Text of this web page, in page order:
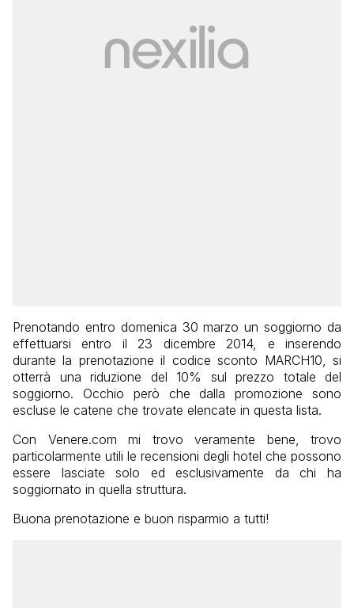
Prenotando entro domenica 30 marzo un soggiorno da
effettuarsi entro il 23 dicembre 2014, e inserendo
durante la prenotazione il codice sconto MARCH10, si
otterrà una riduzione del 10% sul prezzo totale del
soggiorno. Occhio però che dalla promozione sono
escluse le catene che trovate elencate in questa lista.
Con Venere.com mi trovo veramente bene, trovo
particolarmente utili le recensioni degli hotel che possono
essere lasciate solo ed esclusivamente da chi ha
soggiornato in quella struttura.
Buona prenotazione e buon risparmio a tutti!